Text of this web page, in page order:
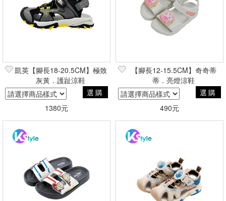
凱英【腳長18-20.5CM】極致
灰黃．護趾涼鞋
選購
1380元
【腳長12-15.5CM】奇奇蒂
蒂．亮燈涼鞋
選購
490元